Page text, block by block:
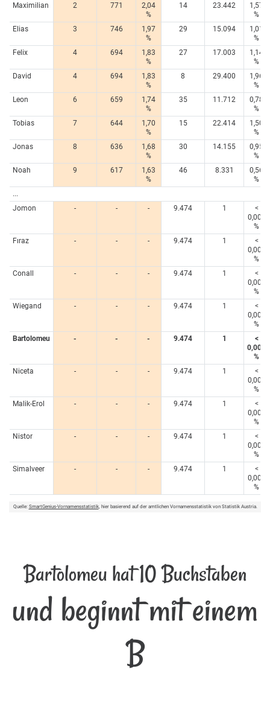
Maximilian
2 771
2,04
%
14 23.442
1,57
%
Elias
3 746
1,97
%
29 15.094
1,01
%
Felix
4 694
1,83
%
27 17.003
1,14
%
David
4 694
1,83
%
8 29.400
1,96
%
Leon
6 659
1,74
%
35 11.712
0,78
%
Tobias
7 644
1,70
%
15 22.414
1,50
%
Jonas
8 636
1,68
%
30 14.155
0,95
%
Noah
9 617
1,63
%
46 8.331
0,56
%
...
Jomon
- - - 9.474 1
<
0,005
%
Fıraz
- - - 9.474 1
<
0,005
%
Conall
- - - 9.474 1
<
0,005
%
Wiegand
- - - 9.474 1
<
0,005
%
Bartolomeu
- - - 9.474 1
<
0,005
%
Niceta
- - - 9.474 1
<
0,005
%
Malik-Erol
- - - 9.474 1
<
0,005
%
Nistor
- - - 9.474 1
<
0,005
%
Simalveer
- - - 9.474 1
<
0,005
%
Quelle: SmartGenius-Vornamensstatistik, hier basierend auf der amtlichen Vornamensstatistik von Statistik Austria.
Bartolomeu hat 10 Buchstaben
und beginnt mit einem
B